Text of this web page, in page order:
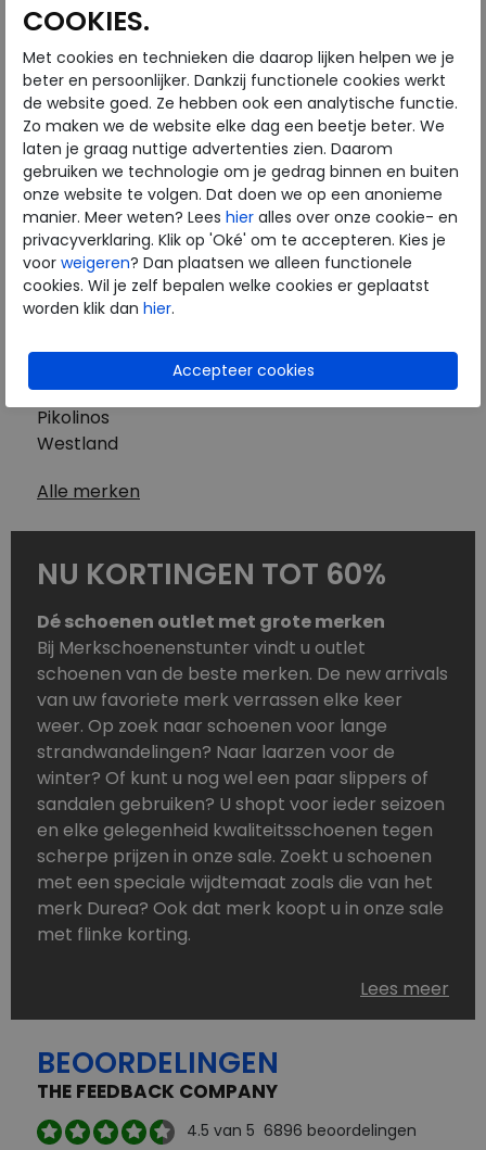
Gabor
Piedi Nudi
Pikolinos
Solidus
Think
Waldlaufer
Westland
Wolky
Herenschoenen
Australian
Birkenstock
Clarks
Mephisto
Pikolinos
Westland
Alle merken
NU KORTINGEN TOT 60%
Dé schoenen outlet met grote merken
Bij Merkschoenenstunter vindt u outlet
schoenen van de beste merken. De new arrivals
van uw favoriete merk verrassen elke keer
weer. Op zoek naar schoenen voor lange
strandwandelingen? Naar laarzen voor de
winter? Of kunt u nog wel een paar slippers of
sandalen gebruiken? U shopt voor ieder seizoen
en elke gelegenheid kwaliteitsschoenen tegen
scherpe prijzen in onze sale. Zoekt u schoenen
met een speciale wijdtemaat zoals die van het
merk Durea? Ook dat merk koopt u in onze sale
met flinke korting.
Schoenen heeft u nooit genoeg. Goedkope
schoenen, maar dus wel van topmerken,
aanbod is zo compleet dat u altijd wel een
passend paar vindt.
Welke schoenmerken vindt u in onze online
Lees meer
BEOORDELINGEN
THE FEEDBACK COMPANY
4.5 van 5 6896 beoordelingen
COOKIES.
Met cookies en technieken die daarop lijken helpen we je
beter en persoonlijker. Dankzij functionele cookies werkt
de website goed. Ze hebben ook een analytische functie.
Zo maken we de website elke dag een beetje beter. We
laten je graag nuttige advertenties zien. Daarom
gebruiken we technologie om je gedrag binnen en buiten
onze website te volgen. Dat doen we op een anonieme
manier. Meer weten? Lees hier alles over onze cookie- en
privacyverklaring. Klik op 'Oké' om te accepteren. Kies je
voor weigeren? Dan plaatsen we alleen functionele
cookies. Wil je zelf bepalen welke cookies er geplaatst
worden klik dan hier.